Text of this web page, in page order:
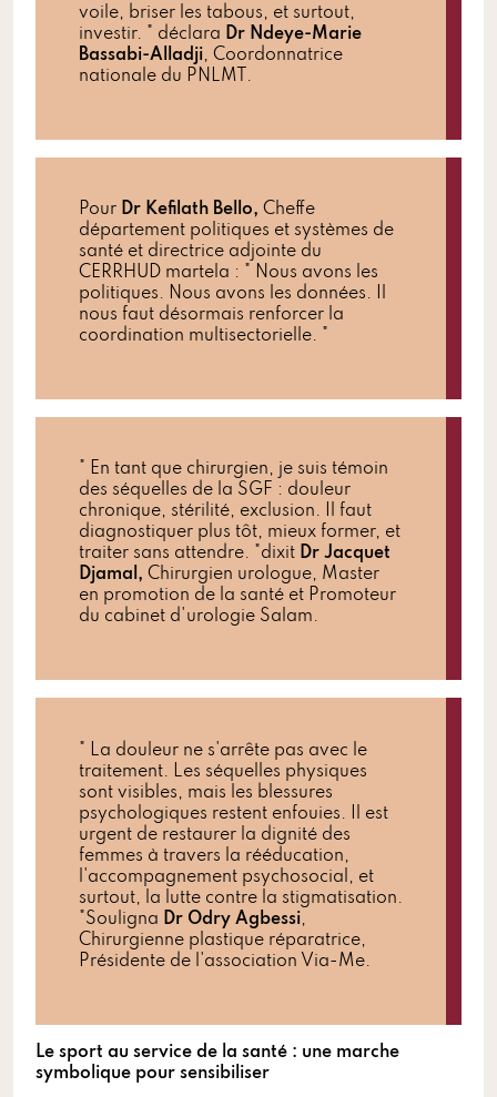
voile, briser les tabous, et surtout,
investir. " déclara Dr Ndeye-Marie
Bassabi-Alladji, Coordonnatrice
nationale du PNLMT.
Pour Dr Kefilath Bello, Cheffe
département politiques et systèmes de
santé et directrice adjointe du
CERRHUD martela : " Nous avons les
politiques. Nous avons les données. Il
nous faut désormais renforcer la
coordination multisectorielle. "
" En tant que chirurgien, je suis témoin
des séquelles de la SGF : douleur
chronique, stérilité, exclusion. Il faut
diagnostiquer plus tôt, mieux former, et
traiter sans attendre. "dixit Dr Jacquet
Djamal, Chirurgien urologue, Master
en promotion de la santé et Promoteur
du cabinet d'urologie Salam.
" La douleur ne s'arrête pas avec le
traitement. Les séquelles physiques
sont visibles, mais les blessures
psychologiques restent enfouies. Il est
urgent de restaurer la dignité des
femmes à travers la rééducation,
l'accompagnement psychosocial, et
surtout, la lutte contre la stigmatisation.
"Souligna Dr Odry Agbessi,
Chirurgienne plastique réparatrice,
Présidente de l'association Via-Me.
Le sport au service de la santé : une marche
symbolique pour sensibiliser